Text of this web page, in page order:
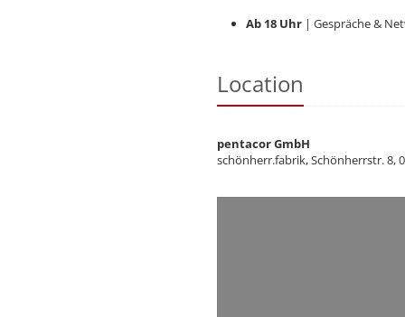
Ab 18 Uhr | Gespräche &
Location
pentacor GmbH
schönherr.fabrik, Schönherrstr. 8,